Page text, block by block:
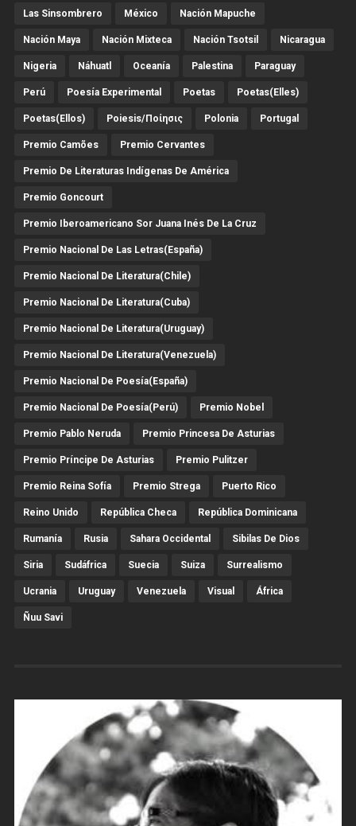
Las Sinsombrero México Nación Mapuche
Nación Maya Nación Mixteca Nación Tsotsil Nicaragua
Nigeria Náhuatl Oceanía Palestina Paraguay
Perú Poesía Experimental Poetas Poetas(Elles)
Poetas(Ellos) Poiesis/ποίησις Polonia Portugal
Premio Camões Premio Cervantes
Premio De Literaturas Indígenas De América
Premio Goncourt
Premio Iberoamericano Sor Juana Inés De La Cruz
Premio Nacional De Las Letras(España)
Premio Nacional De Literatura(Chile)
Premio Nacional De Literatura(Cuba)
Premio Nacional De Literatura(Uruguay)
Premio Nacional De Literatura(Venezuela)
Premio Nacional De Poesía(España)
Premio Nacional De Poesía(Perú) Premio Nobel
Premio Pablo Neruda Premio Princesa De Asturias
Premio Príncipe De Asturias Premio Pulitzer
Premio Reina Sofía Premio Strega Puerto Rico
Reino Unido República Checa República Dominicana
Rumanía Rusia Sahara Occidental Sibilas De Dios
Siria Sudáfrica Suecia Suiza Surrealismo
Ucrania Uruguay Venezuela Visual África
Ñuu Savi